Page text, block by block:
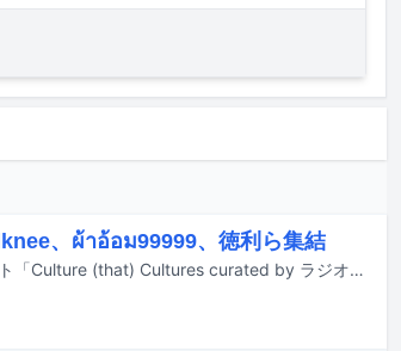
、ผ้าอ้อม99999、徳利ら集結
9月12日に東京・代官山UNITとB1FLATでライブイベント「Culture (that) Cultures curated by ラジオ屋さんごっこ」が開催される。